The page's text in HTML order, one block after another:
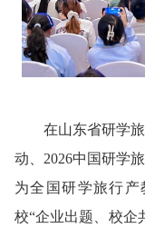
在山东省研学
动、2026中国研学
为全国研学旅行
校“企业出题、校企